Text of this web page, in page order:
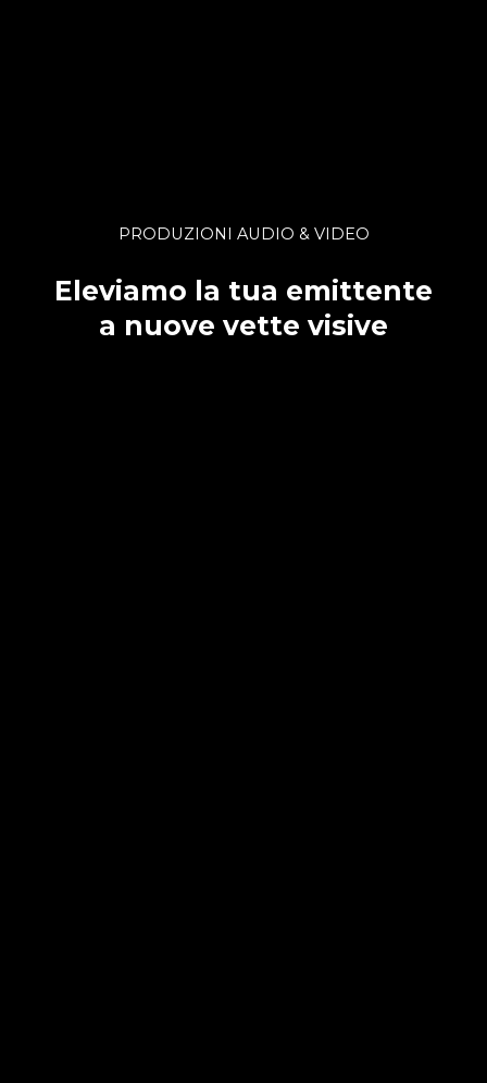
PRODUZIONI AUDIO & VIDEO
Eleviamo la tua emittente
a nuove vette visive